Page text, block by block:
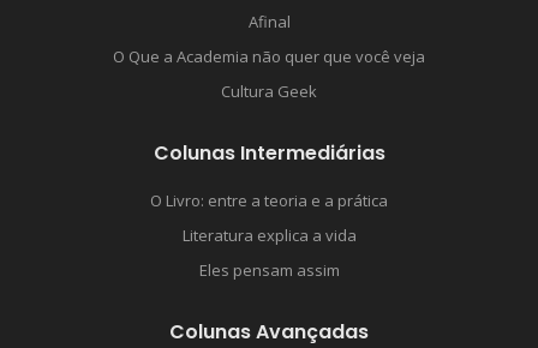
Afinal
O Que a Academia não quer que você veja
Cultura Geek
Colunas Intermediárias
O Livro: entre a teoria e a prática
Literatura explica a vida
Eles pensam assim
Colunas Avançadas